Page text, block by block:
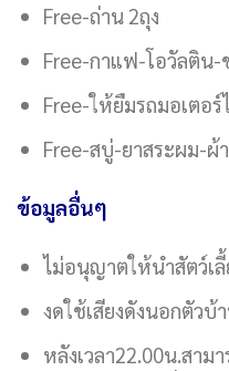
Free-ถ่าน 2ถุง
Free-กาแฟ-โอวัลติน-
Free-ให้ยืมรถมอเตอร์
Free-สบู่-ยาสระผม-ผ้
ข้อมูลอื่นๆ
ไม่อนุญาตให้นำสัตว์เ
งดใช้เสียงดังนอกตัวบ้
หลังเวลา22.00น.สาม